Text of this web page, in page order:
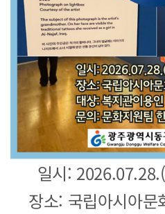
일시:
장소: 국립아시아문